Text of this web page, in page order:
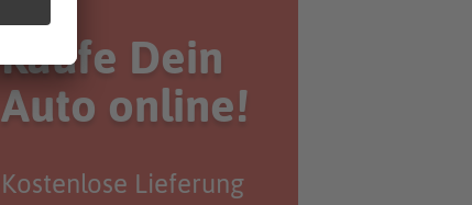
Kaufe Dein
Auto online!
Kostenlose Lieferung